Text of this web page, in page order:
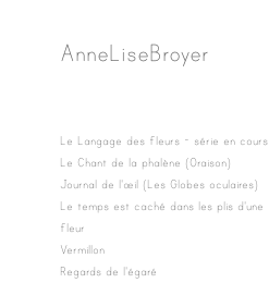
Anne Lise Broyer
Le Langage des fleurs - série en cours
Le Chant de la phalène (Oraison)
Journal de l'œil (Les Globes oculaires)
Le temps est caché dans les plis d'une
fleur
Vermillon
Regards de l'égaré